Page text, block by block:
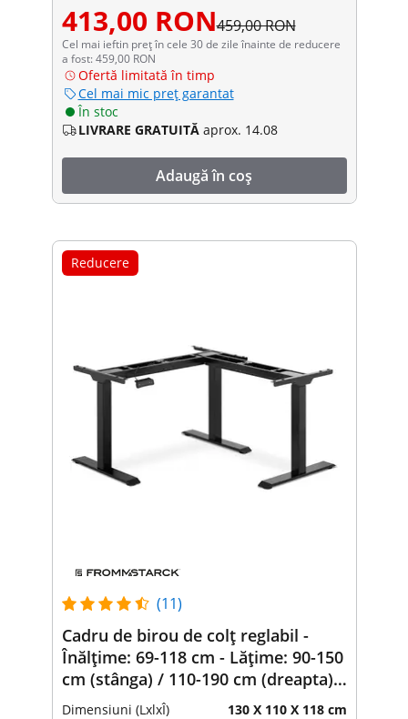
413,00 RON459,00 RON
Cel mai ieftin preț în cele 30 de zile înainte de reducere
a fost: 459,00 RON
Ofertă limitată în timp
Cel mai mic preț garantat
În stoc
LIVRARE GRATUITĂ aprox. 14.08
Adaugă în coș
Reducere
(11)
Cadru de birou de colț reglabil -
Înălțime: 69-118 cm - Lățime: 90-150
cm (stânga) / 110-190 cm (dreapta) -
Unghi: 90 ° - 150 kg
Dimensiuni (LxlxÎ) 130 X 110 X 118 cm